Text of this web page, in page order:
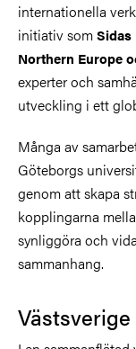
internationella
initiativ somSidas
Northern Europe
experter och
utveckling i ett
Många av
Göteborgs
genom att skapa
kopplingarna
synliggöra och
sammanhang.